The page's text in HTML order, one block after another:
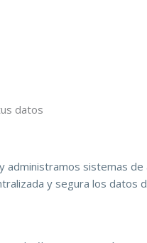
datos​
administramos sistemas de
y segura los datos